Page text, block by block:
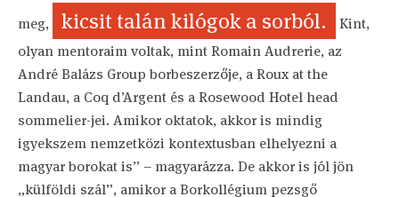
meg,
kicsit talán kilógok a sorból.
Kint,
olyan mentoraim voltak, mint Romain Audrerie, az
André Balázs Group borbeszerzője, a Roux at the
Landau, a Coq d’Argent és a Rosewood Hotel head
sommelier-jei. Amikor oktatok, akkor is mindig
igyekszem nemzetközi kontextusban elhelyezni a
magyar borokat is” – magyarázza. De akkor is jól jön
„külföldi szál”, amikor a Borkollégium pezsgő